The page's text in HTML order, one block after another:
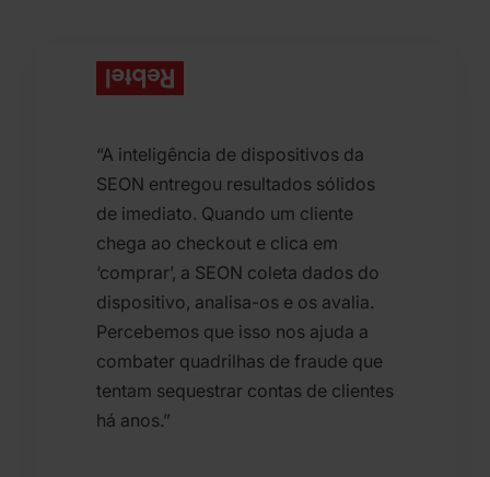
“A inteligência de dispositivos da
SEON entregou resultados sólidos
de imediato. Quando um cliente
chega ao checkout e clica em
‘comprar’, a SEON coleta dados do
dispositivo, analisa-os e os avalia.
Percebemos que isso nos ajuda a
combater quadrilhas de fraude que
tentam sequestrar contas de clientes
há anos.”